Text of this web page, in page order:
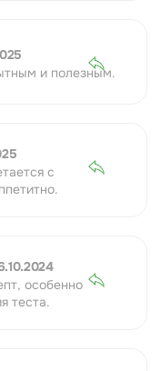
и полезным.
с
особенно
теста.